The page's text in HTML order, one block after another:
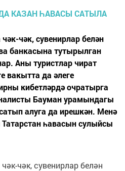
чәк, сувенирлар белән
банкасына тутырылган
Аны туристлар чират
вакытта да әлеге
кибетләрдә очратырга
Бауман урамындагы
алуга да ирешкән. Менә
һавасын сулыйсы
чәк, сувенирлар белән